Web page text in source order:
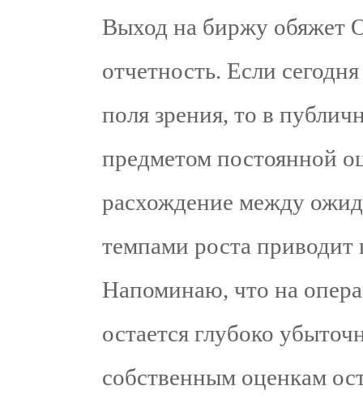
Выход на биржу обяжет
отчетность. Если
поля зрения, то в
предметом постоянной
расхождение между
темпами роста приводит
Напоминаю, что на
остается глубоко
собственным оценкам